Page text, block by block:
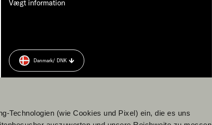
Technologien (wie Cookies und Pixel) ein, die es uns
Vægt information
Danmark/ DNK